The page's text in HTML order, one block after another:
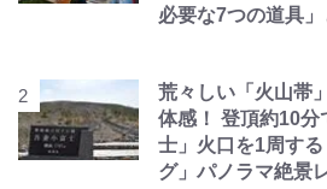
必要な7つの道具」
荒々しい「火山帯
体感！ 登頂約10分
士」火口を1周す
グ」パノラマ絶景